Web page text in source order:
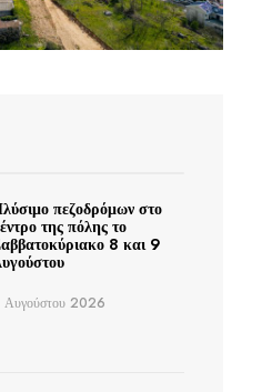
πεζοδρόμων στο
της πόλης το
8 και 9
Αυγούστου 2026